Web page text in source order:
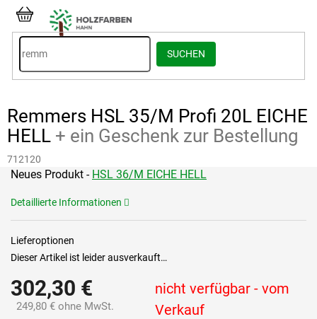
Inhalt
springen
SUCHEN
WARENKORB
Remmers HSL 35/M Profi 20L EICHE
HELL + ein Geschenk zur Bestellung
712120
302,30 €
249,80 € ohne MwSt.
nicht verfügbar - vom
Verkauf
Lieferoptionen
Dieser Artikel ist leider ausverkauft…
Neues Produkt - HSL 36/M EICHE HELL
Detaillierte Informationen